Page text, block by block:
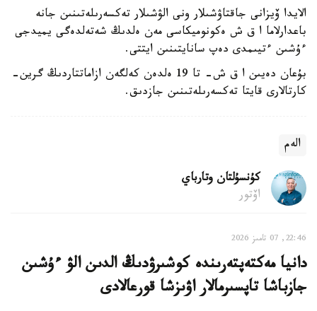
الايدا ۆيزانى جاقتاۋشىلار ونى الۋشىلار تەكسەرىلەتىنىن جانە
باعدارلاما ا ق ش ەكونوميكاسى مەن ەلدىڭ شەتەلدەگى يميدجى
ءۇشىن ءتيىمدى دەپ سانايتىنىن ايتتى.
بۇعان دەيىن ا ق ش- تا 19 ەلدەن كەلگەن ازاماتتاردىڭ گرين-
كارتالارى قايتا تەكسەرىلەتىنىن جازدىق.
الەم
كۇنسۇلتان وتارباي
اۆتور
22:46, 07 تامىز 2026
دانيا مەكتەپتەرىندە كوشىرۋدىڭ الدىن الۋ ءۇشىن
جازباشا تاپسىرمالار اۋىزشا قورعالادى